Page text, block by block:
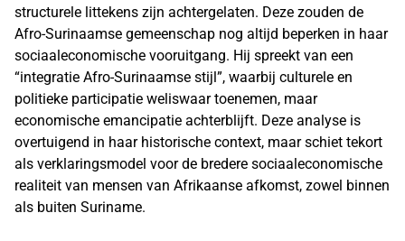
structurele littekens zijn achtergelaten. Deze zouden de
Afro-Surinaamse gemeenschap nog altijd beperken in haar
sociaaleconomische vooruitgang. Hij spreekt van een
“integratie Afro-Surinaamse stijl”, waarbij culturele en
politieke participatie weliswaar toenemen, maar
economische emancipatie achterblijft. Deze analyse is
overtuigend in haar historische context, maar schiet tekort
als verklaringsmodel voor de bredere sociaaleconomische
realiteit van mensen van Afrikaanse afkomst, zowel binnen
als buiten Suriname.